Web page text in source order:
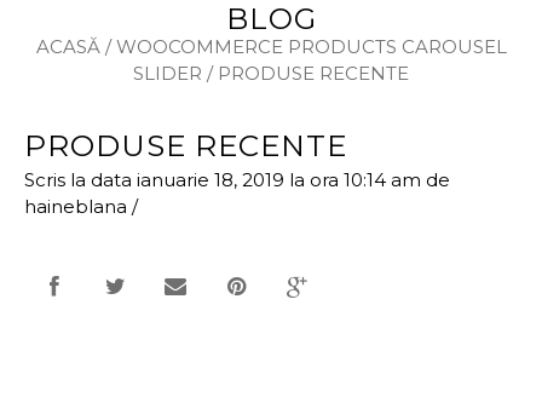
BLOG
ACASĂ / WOOCOMMERCE PRODUCTS CAROUSEL
SLIDER / PRODUSE RECENTE
PRODUSE RECENTE
Scris la data ianuarie 18, 2019 la ora 10:14 am de
haineblana /